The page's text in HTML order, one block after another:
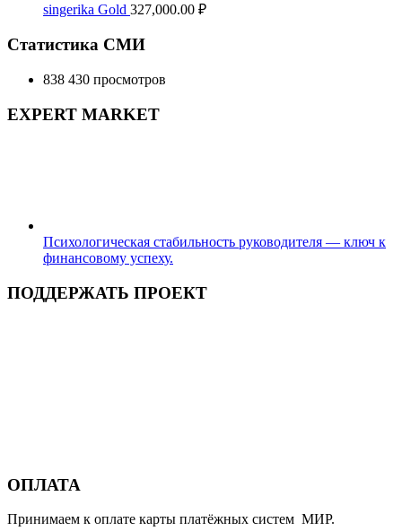
singerika Gold 327,000.00 ₽
Статистика СМИ
838 430 просмотров
EXPERT MARKET
Психологическая стабильность руководителя — ключ к
финансовому успеху.
ПОДДЕРЖАТЬ ПРОЕКТ
ОПЛАТА
Принимаем к оплате карты платёжных систем МИР.